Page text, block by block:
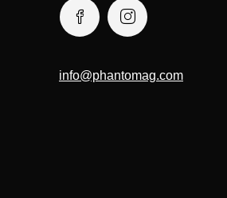
info@phantomag.com